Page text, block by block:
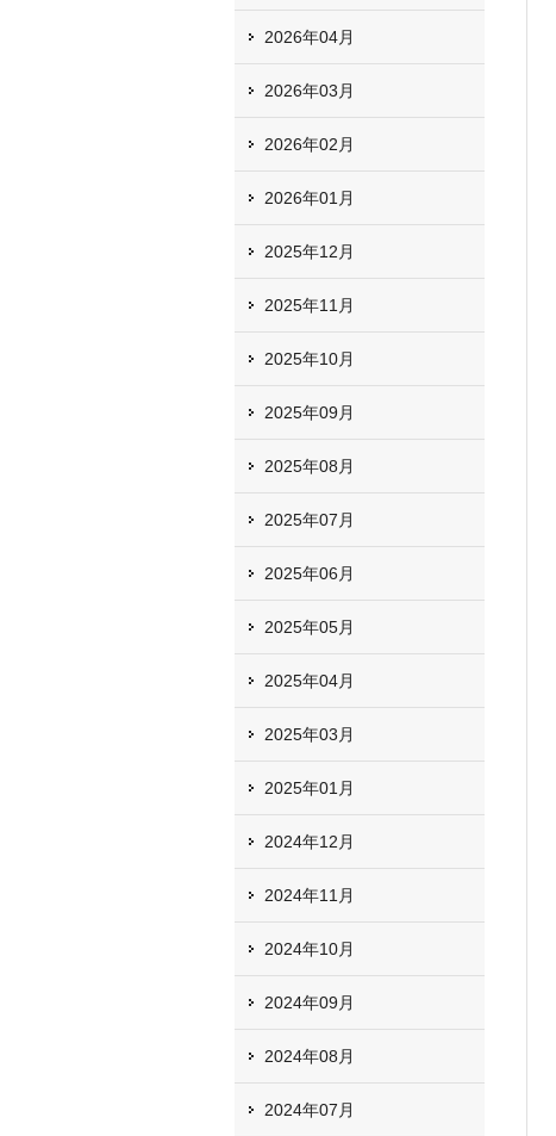
2026年04月
2026年03月
2026年02月
2026年01月
2025年12月
2025年11月
2025年10月
2025年09月
2025年08月
2025年07月
2025年06月
2025年05月
2025年04月
2025年03月
2025年01月
2024年12月
2024年11月
2024年10月
2024年09月
2024年08月
2024年07月